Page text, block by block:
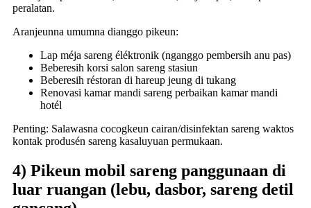
peralatan.
Aranjeunna umumna dianggo pikeun:
Lap méja sareng éléktronik (nganggo pembersih anu pas)
Beberesih korsi salon sareng stasiun
Beberesih réstoran di hareup jeung di tukang
Renovasi kamar mandi sareng perbaikan kamar mandi
hotél
Penting: Salawasna cocogkeun cairan/disinfektan sareng waktos
kontak produsén sareng kasaluyuan permukaan.
4) Pikeun mobil sareng panggunaan di
luar ruangan (lebu, dasbor, sareng detil